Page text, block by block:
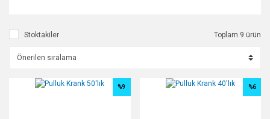
Stoktakiler Toplam 9 ürün
%9 %6